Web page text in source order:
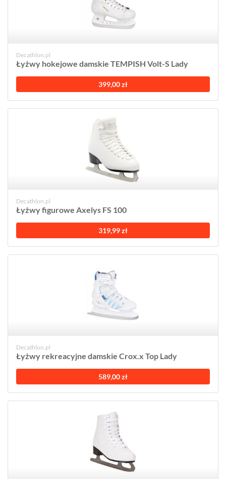
Decathlon.pl
Łyżwy hokejowe damskie TEMPISH Volt-S Lady
399,00 zł
Decathlon.pl
Łyżwy figurowe Axelys FS 100
319,99 zł
Decathlon.pl
Łyżwy rekreacyjne damskie Crox.x Top Lady
589,00 zł